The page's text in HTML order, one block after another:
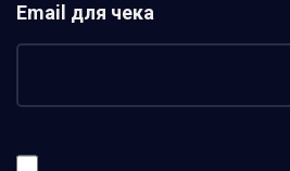
Email для чека